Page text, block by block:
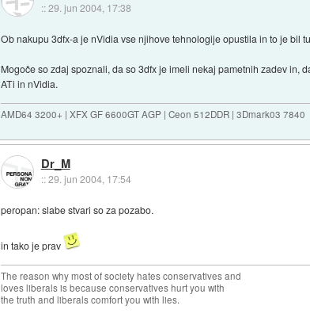
::29. jun 2004, 17:38
Ob nakupu 3dfx-a je nVidia vse njihove tehnologije opustila in to je bil
Mogoče so zdaj spoznali, da so 3dfx je imeli nekaj pametnih zadev in,
ATi in nVidia.
AMD64 3200+ | XFX GF 6600GT AGP | Ceon 512DDR | 3Dmark03 7840
Dr_M
::29. jun 2004, 17:54
peropan: slabe stvari so za pozabo.
in tako je prav
The reason why most of society hates conservatives and
loves liberals is because conservatives hurt you with
the truth and liberals comfort you with lies.